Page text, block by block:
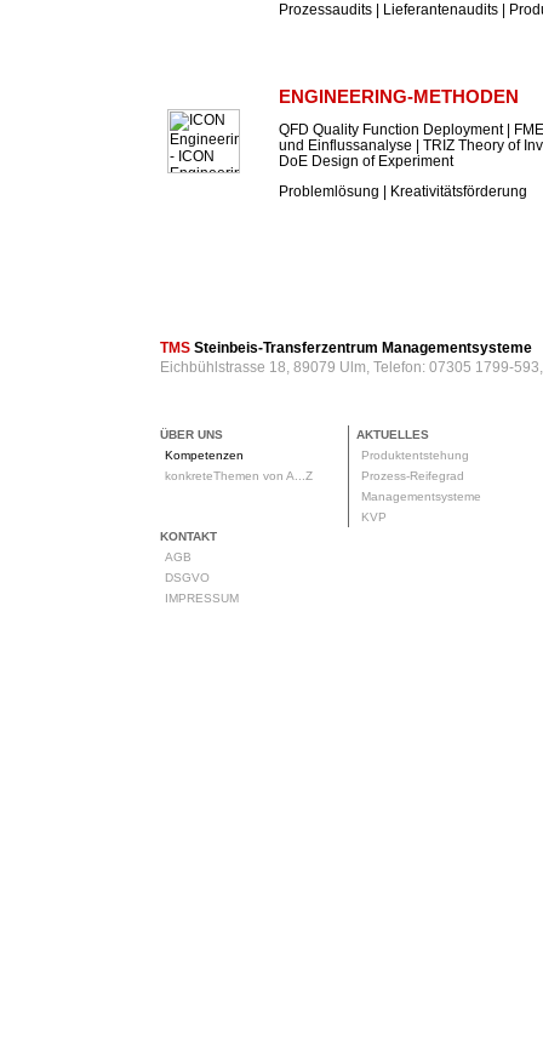
Prozessaudits | Lieferantenaudits |
ENGINEERING-METHODEN
QFD Quality Function Deployment |
und Einflussanalyse | TRIZ Theory of
DoE Design of Experiment
Problemlösung | Kreativitätsförderung
TMS Steinbeis-Transferzentrum Managementsysteme
Eichbühlstrasse 18, 89079 Ulm, Telefon: 07305 1799-
ÜBER UNS
Kompetenzen
konkreteThemen von A...Z
AKTUELLES
Produktentstehung
Prozess-Reifegrad
Managementsysteme
KVP
KONTAKT
AGB
DSGVO
IMPRESSUM